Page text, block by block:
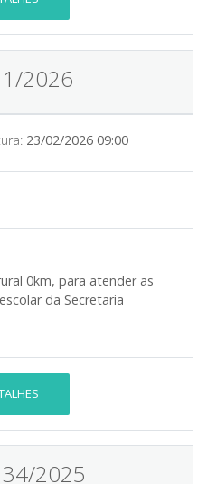
2026
23/02/2026 09:00
0km, para atender as
da Secretaria
2025